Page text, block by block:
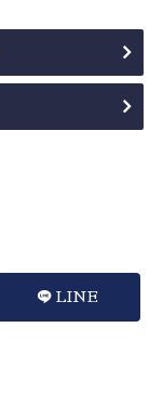
LINE